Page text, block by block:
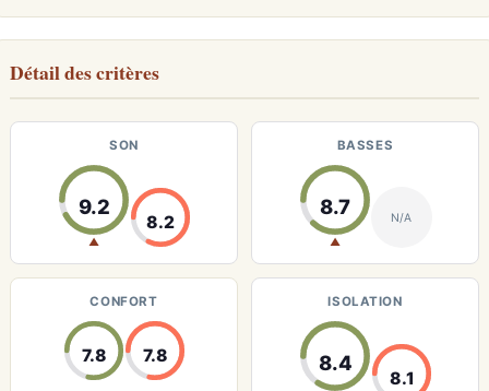
Détail des critères
SON
9.2
▲
8.2
BASSES
8.7
▲
N/A
CONFORT
7.8 7.8
ISOLATION
8.4
8.1